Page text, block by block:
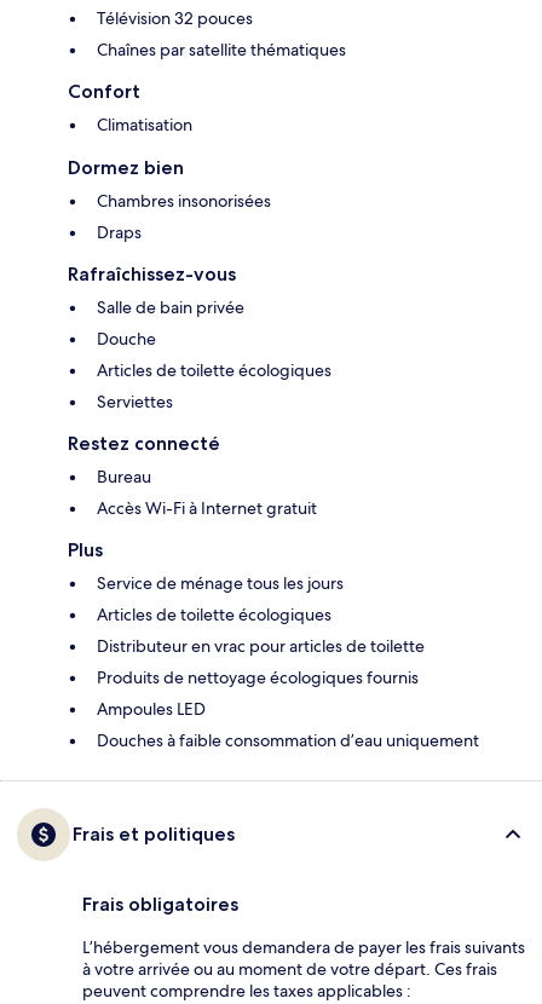
Télévision 32 pouces
Chaînes par satellite thématiques
Confort
Climatisation
Dormez bien
Chambres insonorisées
Draps
Rafraîchissez-vous
Salle de bain privée
Douche
Articles de toilette écologiques
Serviettes
Restez connecté
Bureau
Accès Wi-Fi à Internet gratuit
Plus
Service de ménage tous les jours
Articles de toilette écologiques
Distributeur en vrac pour articles de toilette
Produits de nettoyage écologiques fournis
Ampoules LED
Douches à faible consommation d’eau uniquement
Frais et politiques
Frais obligatoires
L’hébergement vous demandera de payer les frais suivants
à votre arrivée ou au moment de votre départ. Ces frais
peuvent comprendre les taxes applicables :